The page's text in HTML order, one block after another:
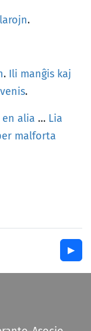
.
. Ili manĝis kaj
venis.
en alia … Lia
malforta
▶︎